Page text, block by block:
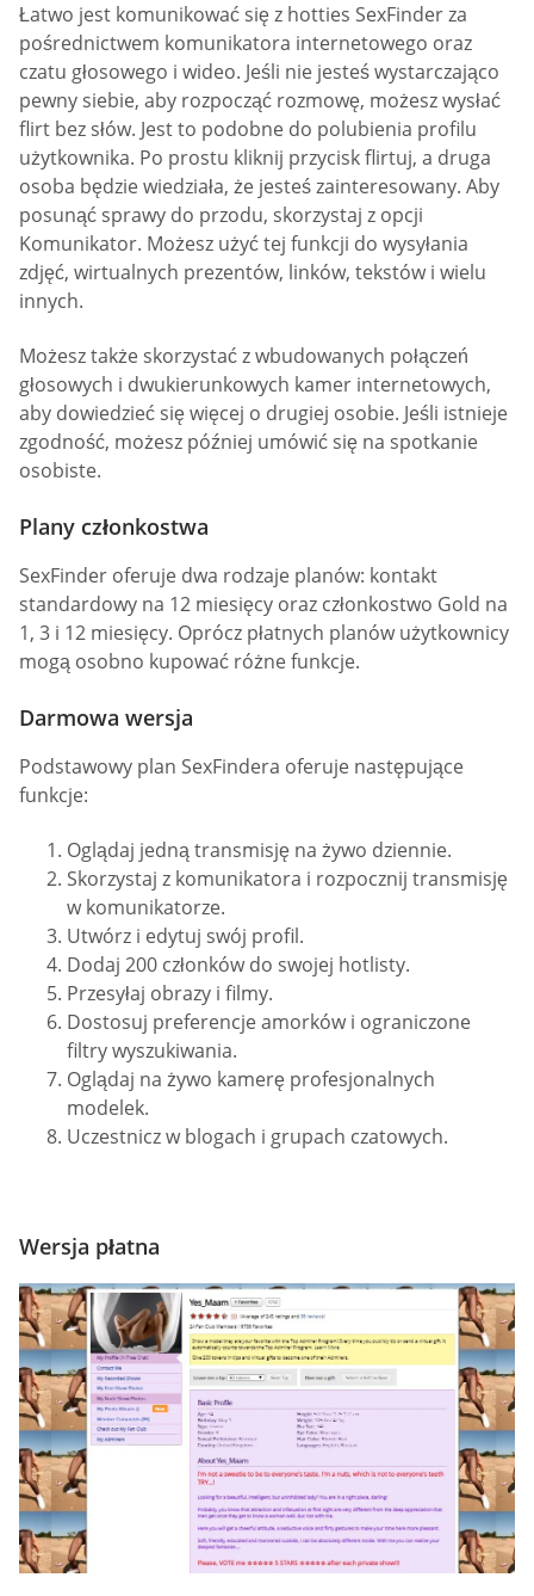
Łatwo jest komunikować się z hotties SexFinder za
pośrednictwem komunikatora internetowego oraz
czatu głosowego i wideo. Jeśli nie jesteś wystarczająco
pewny siebie, aby rozpocząć rozmowę, możesz wysłać
flirt bez słów. Jest to podobne do polubienia profilu
użytkownika. Po prostu kliknij przycisk flirtuj, a druga
osoba będzie wiedziała, że jesteś zainteresowany. Aby
posunąć sprawy do przodu, skorzystaj z opcji
Komunikator. Możesz użyć tej funkcji do wysyłania
zdjęć, wirtualnych prezentów, linków, tekstów i wielu
innych.
Możesz także skorzystać z wbudowanych połączeń
głosowych i dwukierunkowych kamer internetowych,
aby dowiedzieć się więcej o drugiej osobie. Jeśli istnieje
zgodność, możesz później umówić się na spotkanie
osobiste.
Plany członkostwa
SexFinder oferuje dwa rodzaje planów: kontakt
standardowy na 12 miesięcy oraz członkostwo Gold na
1, 3 i 12 miesięcy. Oprócz płatnych planów użytkownicy
mogą osobno kupować różne funkcje.
Darmowa wersja
Podstawowy plan SexFindera oferuje następujące
funkcje:
Oglądaj jedną transmisję na żywo dziennie.
Skorzystaj z komunikatora i rozpocznij transmisję
w komunikatorze.
Utwórz i edytuj swój profil.
Dodaj 200 członków do swojej hotlisty.
Przesyłaj obrazy i filmy.
Dostosuj preferencje amorków i ograniczone
filtry wyszukiwania.
Oglądaj na żywo kamerę profesjonalnych
modelek.
Uczestnicz w blogach i grupach czatowych.
Wersja płatna